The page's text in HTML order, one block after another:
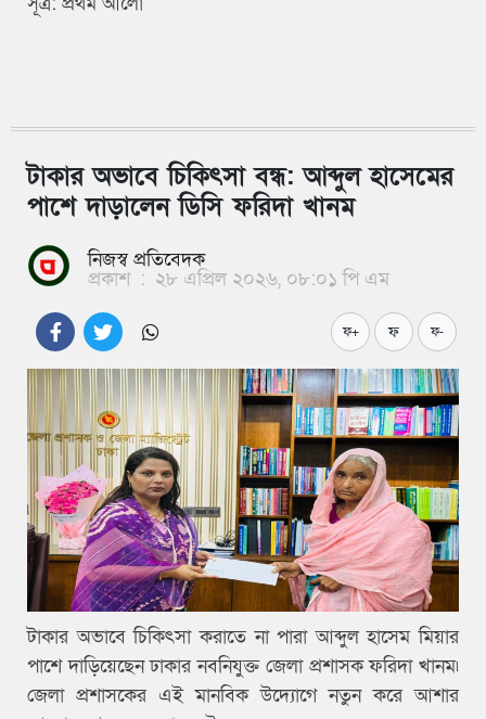
টাকার অভাবে চিকিৎসা বন্ধ: আব্দুল হাসেমের
পাশে দাড়ালেন ডিসি ফরিদা খানম
নিজস্ব প্রতিবেদক
প্রকাশ : ২৮ এপ্রিল ২০২৬, ০৮:০১ পি এম
ফ+ ফ ফ-
টাকার অভাবে চিকিৎসা করাতে না পারা আব্দুল হাসেম মিয়ার
পাশে দাড়িয়েছেন ঢাকার নবনিযুক্ত জেলা প্রশাসক ফরিদা খানম৷
জেলা প্রশাসকের এই মানবিক উদ্যোগে নতুন করে আশার